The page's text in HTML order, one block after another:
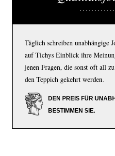
Täglich schreiben unabhängige
auf Tichys Einblick ihre
jenen Fragen, die sonst oft all
den Teppich gekehrt werden.
DEN PREIS FÜR
BESTIMMEN SIE.